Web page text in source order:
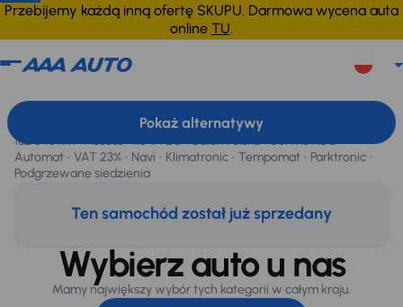
Przebijemy każdą inną ofertę SKUPU. Darmowa wycena auta
online TU.
, 2019
182 643 km Access 1.5 VTEC Salon Polska
Serwis ASO
Automat
VAT 23% Navi Klimatronic Tempomat
Parktronic
Podgrzewane siedzienia
Ten samochód został już sprzedany
Pokaż alternatywy
Wybierz auto u nas
Mamy największy wybór tych kategorii w całym kraju.